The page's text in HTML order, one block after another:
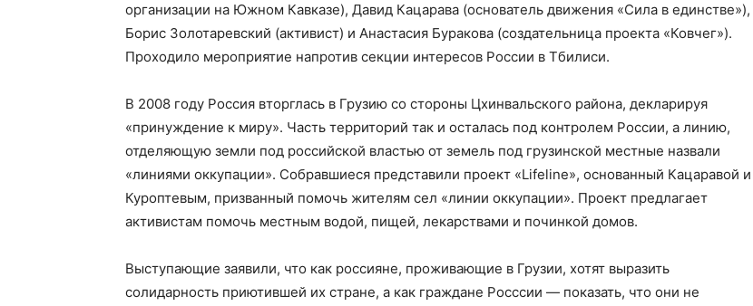
организации на Южном Кавказе), Давид Кацарава (основатель движения «Сила в единстве»),
Борис Золотаревский (активист) и Анастасия Буракова (создательница проекта «Ковчег»).
Проходило мероприятие напротив секции интересов России в Тбилиси.
В 2008 году Россия вторглась в Грузию со стороны Цхинвальского района, декларируя
«принуждение к миру». Часть территорий так и осталась под контролем России, а линию,
отделяющую земли под российской властью от земель под грузинской местные назвали
«линиями оккупации». Собравшиеся представили проект «Lifeline», основанный Кацаравой и
Куроптевым, призванный помочь жителям сел «линии оккупации». Проект предлагает
активистам помочь местным водой, пищей, лекарствами и починкой домов.
Выступающие заявили, что как россияне, проживающие в Грузии, хотят выразить
солидарность приютившей их стране, а как граждане Росссии — показать, что они не